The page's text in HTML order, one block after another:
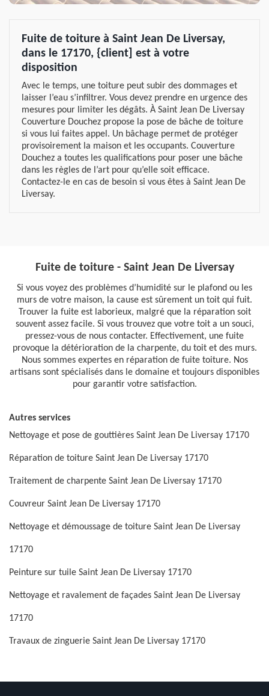
Fuite de toiture à Saint Jean De Liversay,
dans le 17170, {client] est à votre
disposition
Avec le temps, une toiture peut subir des dommages et
laisser l’eau s’infiltrer. Vous devez prendre en urgence des
mesures pour limiter les dégâts. À Saint Jean De Liversay
Couverture Douchez propose la pose de bâche de toiture
si vous lui faites appel. Un bâchage permet de protéger
provisoirement la maison et les occupants. Couverture
Douchez a toutes les qualifications pour poser une bâche
dans les règles de l’art pour qu’elle soit efficace.
Contactez-le en cas de besoin si vous êtes à Saint Jean De
Liversay.
Fuite de toiture - Saint Jean De Liversay
Si vous voyez des problèmes d’humidité sur le plafond ou les
murs de votre maison, la cause est sûrement un toit qui fuit.
Trouver la fuite est laborieux, malgré que la réparation soit
souvent assez facile. Si vous trouvez que votre toit a un souci,
pressez-vous de nous contacter. Effectivement, une fuite
provoque la détérioration de la charpente, du toit et des murs.
Nous sommes expertes en réparation de fuite toiture. Nos
artisans sont spécialisés dans le domaine et toujours disponibles
pour garantir votre satisfaction.
Autres services
Nettoyage et pose de gouttières Saint Jean De Liversay 17170
Réparation de toiture Saint Jean De Liversay 17170
Traitement de charpente Saint Jean De Liversay 17170
Couvreur Saint Jean De Liversay 17170
Nettoyage et démoussage de toiture Saint Jean De Liversay
17170
Peinture sur tuile Saint Jean De Liversay 17170
Nettoyage et ravalement de façades Saint Jean De Liversay
17170
Travaux de zinguerie Saint Jean De Liversay 17170